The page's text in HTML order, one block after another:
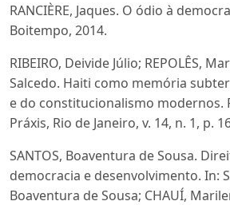
RANCIÈRE, Jaques. O ódio à
Boitempo, 2014.
RIBEIRO, Deivide Júlio; REPOLÊS,
Salcedo. Haiti como memória
e do constitucionalismo modernos.
Práxis, Rio de Janeiro, v. 14, n. 1, p.
SANTOS, Boaventura de Sousa.
democracia e desenvolvimento. In:
Boaventura de Sousa; CHAUÍ,